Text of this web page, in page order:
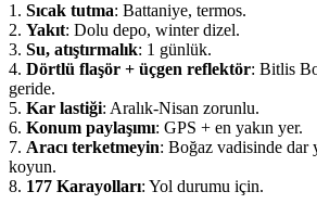
1. Sıcak tutma: Battaniye, termos.
2. Yakıt: Dolu depo, winter dizel.
3. Su, atıştırmalık: 1 günlük.
4. Dörtlü flaşör + üçgen reflektör: Bitlis
geride.
5. Kar lastiği: Aralık-Nisan zorunlu.
6. Konum paylaşımı: GPS + en yakın yer.
7. Aracı terketmeyin: Boğaz vadisinde dar
koyun.
8. 177 Karayolları: Yol durumu için.